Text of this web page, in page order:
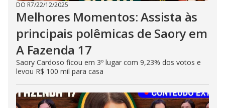
DO R7/22/12/2025
Melhores Momentos: Assista às
principais polêmicas de Saory em
A Fazenda 17
Saory Cardoso ficou em 3º lugar com 9,23% dos votos e
levou R$ 100 mil para casa